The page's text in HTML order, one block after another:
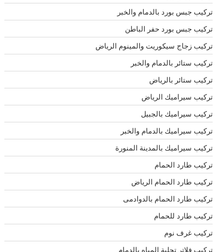
تركيب جبس بورد بالدمام والخبر
تركيب جبس بورد حفر الباطن
تركيب زجاج سيكوريت والمينوم الرياض
تركيب ستائر بالدمام والخبر
تركيب ستائر بالرياض
تركيب سيراميك الرياض
تركيب سيراميك بالجبيل
تركيب سيراميك بالدمام والخبر
تركيب سيراميك بالمدينة المنورة
تركيب طارد الحمام
تركيب طارد الحمام الرياض
تركيب طارد الحمام بالدوادمى
تركيب طارد للحمام
تركيب غرف نوم
تركيب فلاتر تحلية المياه بالدمام